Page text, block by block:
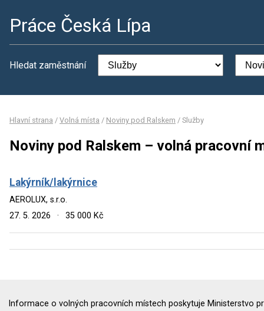
Práce Česká Lípa
Hledat zaměstnání
Hlavní strana / Volná místa / Noviny pod Ralskem / Služby
Noviny pod Ralskem – volná pracovní
Lakýrník/lakýrnice
AEROLUX, s.r.o.
27. 5. 2026
· 35 000 Kč
Informace o volných pracovních místech poskytuje Ministerstvo